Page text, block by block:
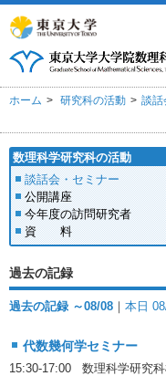
ホーム 研究科の活動 談話
数理科学研究科の活動
談話会・セミナー
公開講座
今年度の訪問研究者
資 料
過去の記録
過去の記録 ～08/08 ｜ 本日
代数幾何学セミナー
15:30-17:00 数理科学研究